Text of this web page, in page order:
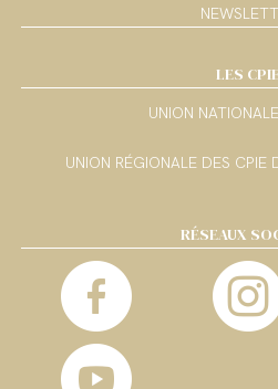
LES
UNION
UNION RÉGIONALE DES CPIE
RÉSEAUX